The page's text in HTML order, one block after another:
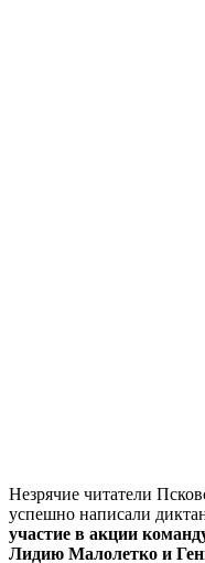
Незрячие читатели
успешно написали
участие в акции
Лидию Малолетко и